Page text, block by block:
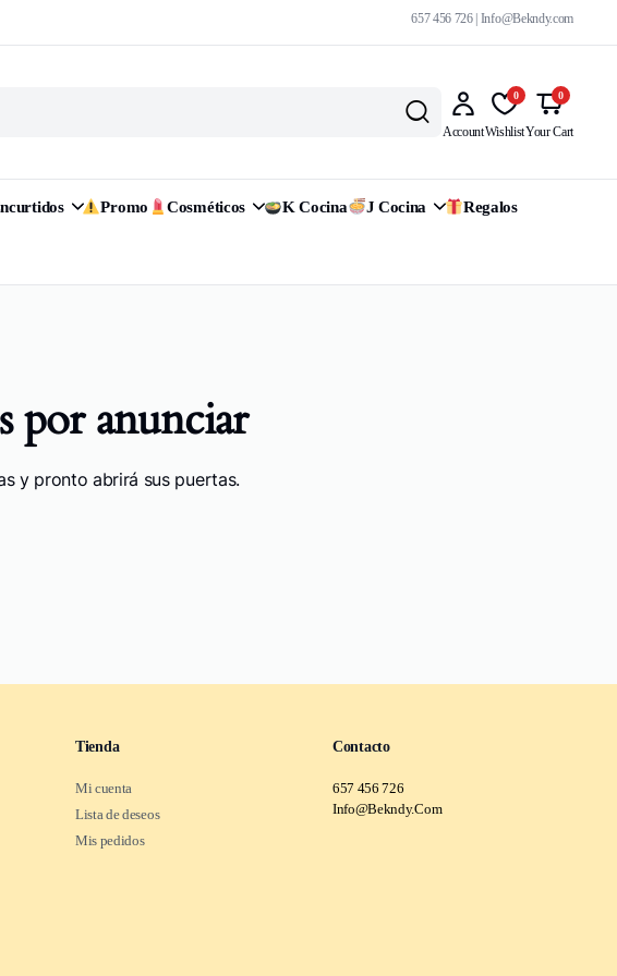
657 456 726 | Info@Bekndy.com
Account
0
Wishlist
0
Your Cart
Promo Cosméticos K Cocina J Cocina Regalos
por anunciar
y pronto abrirá sus puertas.
Tienda
Mi cuenta
Lista de deseos
Mis pedidos
Contacto
657 456 726
Info@Bekndy.Com